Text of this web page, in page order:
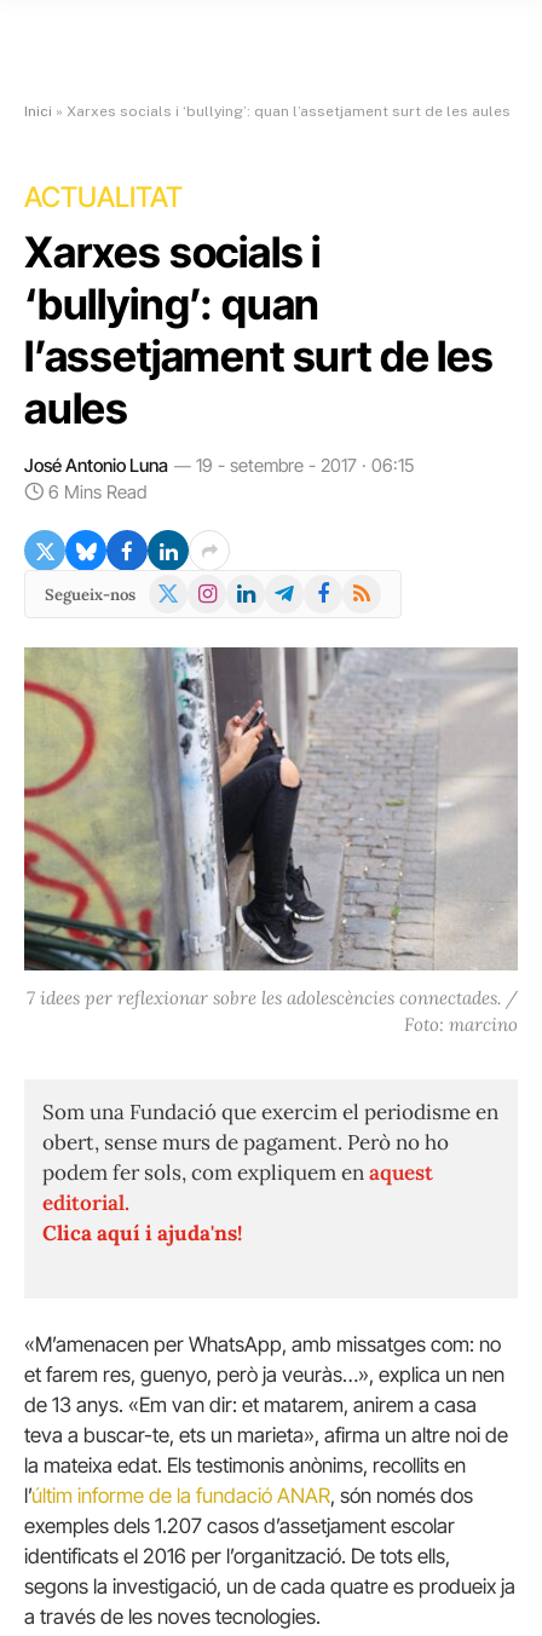
Inici » Xarxes socials i ‘bullying’: quan l’assetjament surt de les aules
ACTUALITAT
Xarxes socials i
‘bullying’: quan
l’assetjament surt de les
aules
José Antonio Luna
19 - setembre - 2017 · 06:15
6 Mins Read
Segueix-nos
X
Instagram
LinkedInTelegramFacebook
RSS
7 idees per reflexionar sobre les adolescències connectades. /
Foto: marcino
Som una Fundació que exercim el periodisme en
obert, sense murs de pagament. Però no ho
podem fer sols, com expliquem enaquest
editorial.
Clica aquí i ajuda'ns!
«M’amenacen per WhatsApp, amb missatges com: no
et farem res, guenyo, però ja veuràs…», explica un nen
de 13 anys. «Em van dir: et matarem, anirem a casa
teva a buscar-te, ets un marieta», afirma un altre noi de
la mateixa edat. Els testimonis anònims, recollits en
l’últim informe de la fundació ANAR, són només dos
exemples dels 1.207 casos d’assetjament escolar
identificats el 2016 per l’organització. De tots ells,
segons la investigació, un de cada quatre es produeix ja
a través de les noves tecnologies.